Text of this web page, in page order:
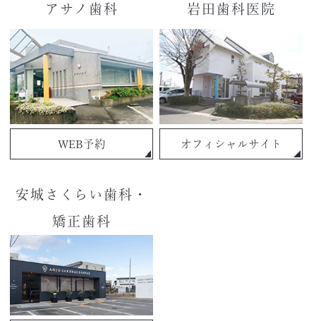
アサノ歯科
WEB予約
岩田歯科医院
オフィシャルサイト
安城さくらい歯科・
矯正歯科